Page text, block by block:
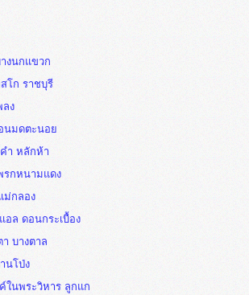
งนกแขวก
โก ราชบุรี
ลง
นมดตะนอย
ำ หลักห้า
รกหนามแดง
ม่กลอง
อล ดอนกระเบื้อง
บางตาล
นโป่ง
ในพระวิหาร ลูกแก